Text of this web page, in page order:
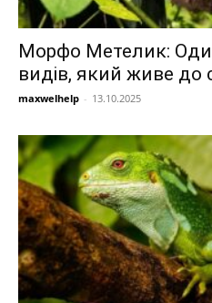
Морфо Метелик:
видів, який живе до
maxwelhelp - 13.10.2025